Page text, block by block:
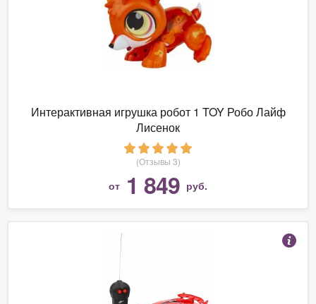
Интерактивная игрушка робот 1 TOY Робо Лайф
Лисенок
(Отзывы 3)
от 1 849 руб.